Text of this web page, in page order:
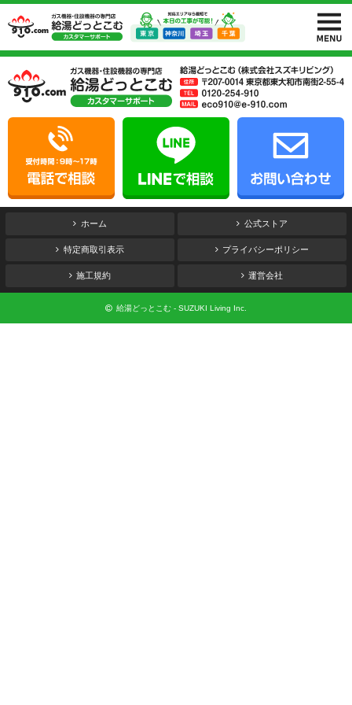
ホーム 公式ストア
特定商取引表示 プライバシーポリシー
施工規約 運営会社
給湯どっとこむ - SUZUKI Living Inc.